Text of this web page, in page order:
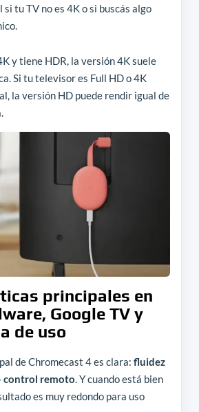
si tu TV no es 4K o si buscás algo
y tiene HDR, la versión 4K suele
Si tu televisor es Full HD o 4K
la versión HD puede rendir igual de
principales en
Google TV y
de uso
de Chromecast 4 es clara: fluidez
control remoto. Y cuando está bien
es muy redondo para uso